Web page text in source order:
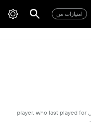
امتیازات من
Diego Rico (اسپانیا, 33) is a free agent فوتبال player, who last played for